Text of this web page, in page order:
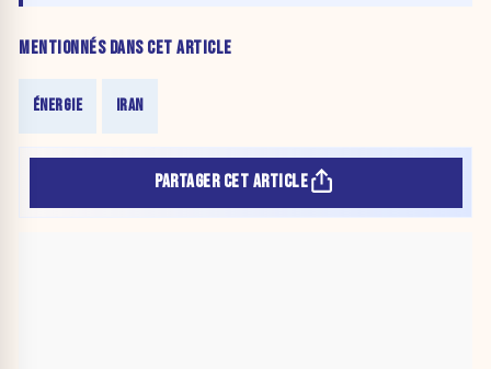
MENTIONNÉS DANS CET ARTICLE
ÉNERGIE IRAN
PARTAGER CET ARTICLE